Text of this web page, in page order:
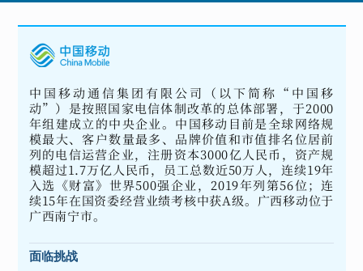
中国移动通信集团有限公司（以下简称“中国移
动”）是按照国家电信体制改革的总体部署，于2000
年组建成立的中央企业。中国移动目前是全球网络规
模最大、客户数量最多、品牌价值和市值排名位居前
列的电信运营企业，注册资本3000亿人民币，资产规
模超过1.7万亿人民币，员工总数近50万人，连续19年
入选《财富》世界500强企业，2019年列第56位；连
续15年在国资委经营业绩考核中获A级。广西移动位于
广西南宁市。
面临挑战